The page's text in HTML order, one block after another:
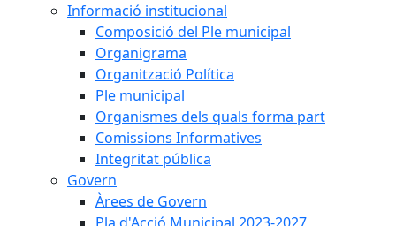
Informació institucional
Composició del Ple municipal
Organigrama
Organització Política
Ple municipal
Organismes dels quals forma part
Comissions Informatives
Integritat pública
Govern
Àrees de Govern